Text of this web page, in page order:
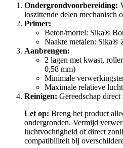
Ondergrondvoorbereiding:
loszittende delen mechanisch
Primer:
Beton/mortel: Sika®
Naakte metalen: Sika®
Aanbrengen:
2 lagen met kwast,
0,58 mm)
Minimale
Maximale relatieve
Reinigen: Gereedschap
Let op: Breng het product
ondergronden. Vermijd
luchtvochtigheid of direct
compatibiliteit bij